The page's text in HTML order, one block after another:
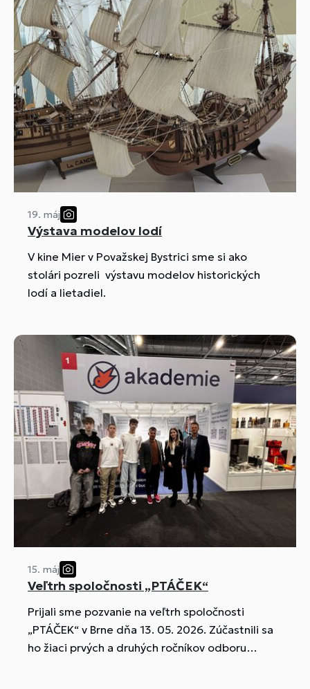
19. máj
Výstava modelov lodí
V kine Mier v Považskej Bystrici sme si ako
stolári pozreli výstavu modelov historických
lodí a lietadiel.
15. máj
Veľtrh spoločnosti „PTÁČEK“
Prijali sme pozvanie na veľtrh spoločnosti
„PTÁČEK“ v Brne dňa 13. 05. 2026. Zúčastnili sa
ho žiaci prvých a druhých ročníkov odboru